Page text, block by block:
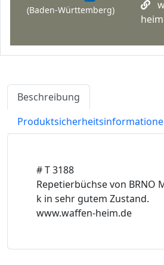
(Baden-Württemberg)
Beschreibung
# T 3188
Repetierbüchse von BRNO
k in sehr gutem Zustand.
www.waffen-heim.de